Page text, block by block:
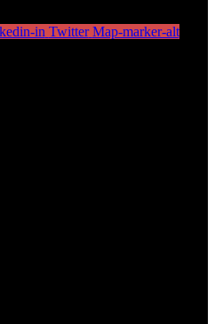
in Twitter Map-marker-alt